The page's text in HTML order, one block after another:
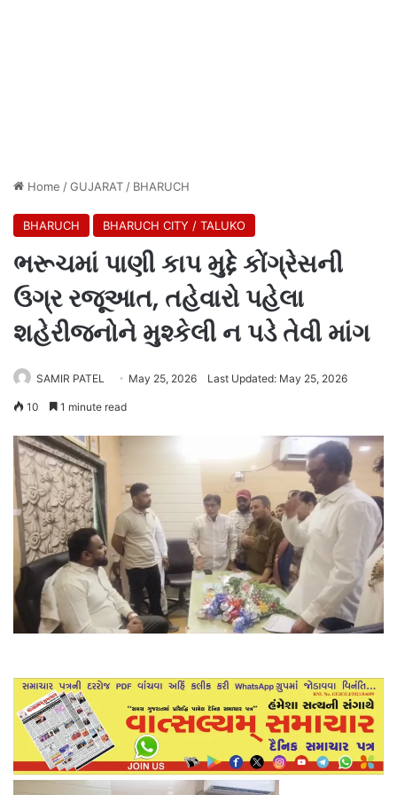
Home /GUJARAT / BHARUCH
BHARUCH BHARUCH CITY / TALUKO
ભરૂચમાં પાણી કાપ મુદ્દે કોંગ્રેસની
ઉગ્ર રજૂઆત, તહેવારો પહેલા
શહેરીજનોને મુશ્કેલી ન પડે તેવી માંગ
SAMIR PATEL May 25, 2026 Last Updated: May 25, 2026
10 1 minute read